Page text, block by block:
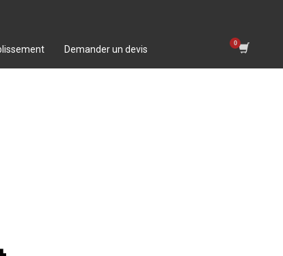
Demander un devis